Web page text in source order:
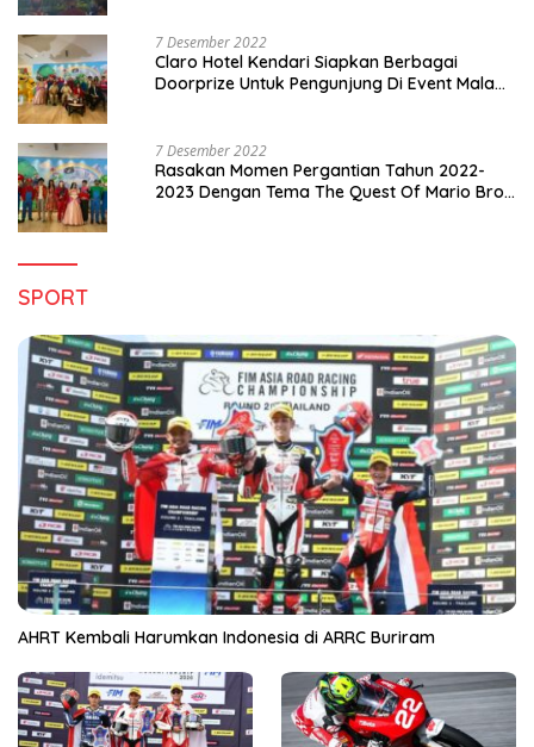
7 Desember 2022
Claro Hotel Kendari Siapkan Berbagai
Doorprize Untuk Pengunjung Di Event Malam
7 Desember 2022
Rasakan Momen Pergantian Tahun 2022-
2023 Dengan Tema The Quest Of Mario Bros
SPORT
AHRT Kembali Harumkan Indonesia di ARRC Buriram